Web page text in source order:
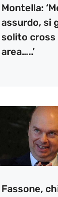
Montella:
assurdo, si
solito cross
area…..’
Fassone,